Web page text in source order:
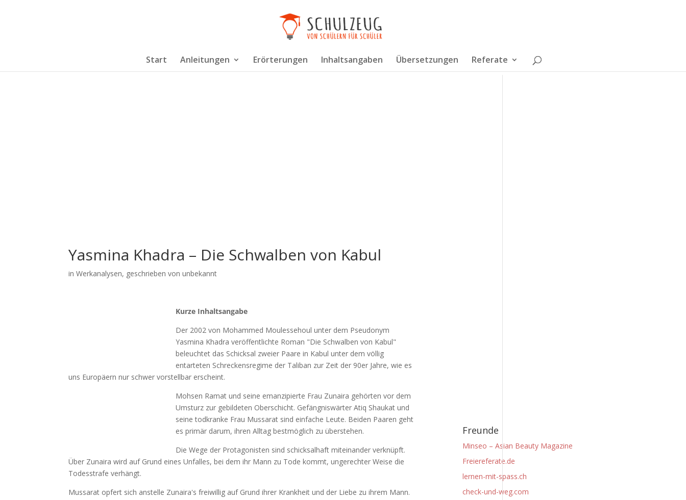
Start Anleitungen Erörterungen Inhaltsangaben Übersetzungen Referate
Yasmina Khadra – Die Schwalben von Kabul
inWerkanalysen, geschrieben von unbekannt
Kurze Inhaltsangabe
Der 2002 von Mohammed Moulessehoul unter dem Pseudonym
Yasmina Khadra veröffentlichte Roman "Die Schwalben von Kabul"
beleuchtet das Schicksal zweier Paare in Kabul unter dem völlig
entarteten Schreckensregime der Taliban zur Zeit der 90er Jahre, wie es
uns Europäern nur schwer vorstellbar erscheint.
Mohsen Ramat und seine emanzipierte Frau Zunaira gehörten vor dem
Umsturz zur gebildeten Oberschicht. Gefängniswärter Atiq Shaukat und
seine todkranke Frau Mussarat sind einfache Leute. Beiden Paaren geht
es primär darum, ihren Alltag bestmöglich zu überstehen.
Die Wege der Protagonisten sind schicksalhaft miteinander verknüpft.
Über Zunaira wird auf Grund eines Unfalles, bei dem ihr Mann zu Tode kommt, ungerechter Weise die
Todesstrafe verhängt.
Mussarat opfert sich anstelle Zunaira's freiwillig auf Grund ihrer Krankheit und der Liebe zu ihrem Mann.
Freunde
Minseo – Asian Beauty Magazine
Freiereferate.de
lernen-mit-spass.ch
check-und-weg.com